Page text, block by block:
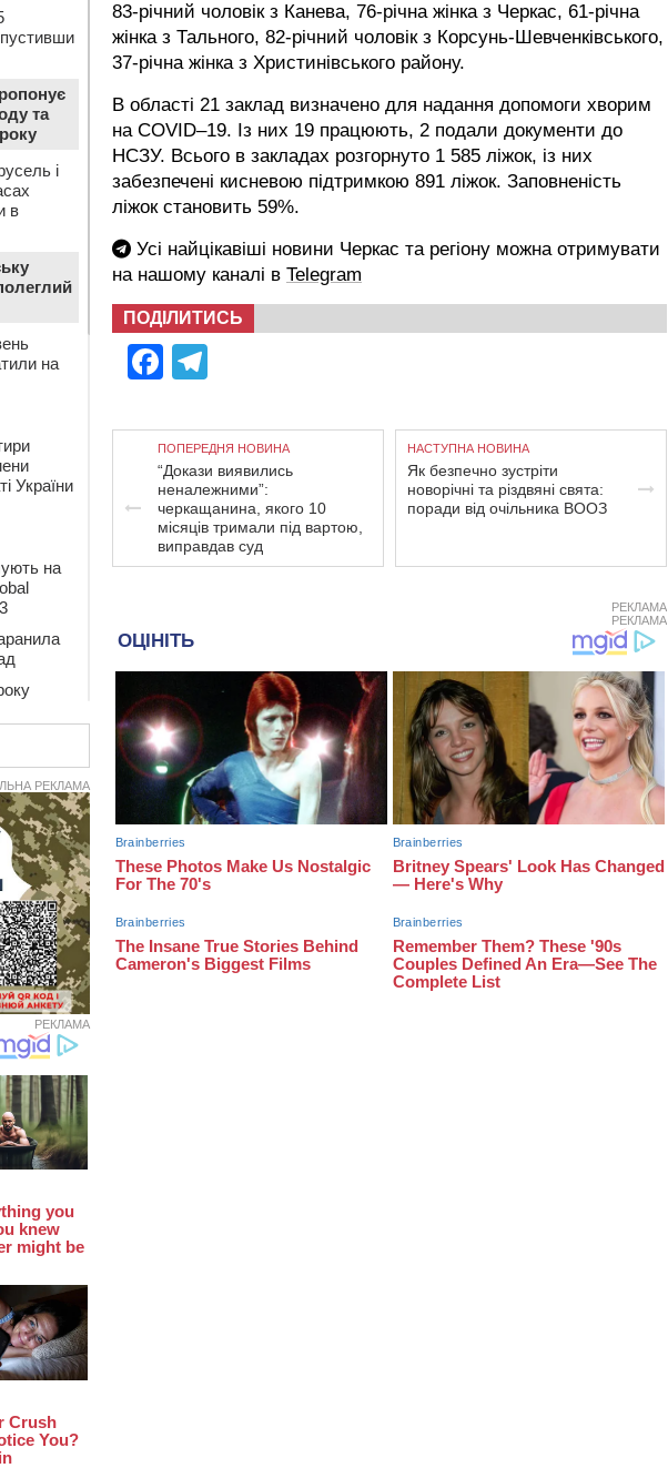
83-річний чоловік з Канева, 76-річна жінка з Черкас, 61-річна
жінка з Тального, 82-річний чоловік з Корсунь-Шевченківського,
37-річна жінка з Христинівського району.
В області 21 заклад визначено для надання допомоги хворим
на COVID–19. Із них 19 працюють, 2 подали документи до
НСЗУ. Всього в закладах розгорнуто 1 585 ліжок, із них
забезпечені кисневою підтримкою 891 ліжок. Заповненість
ліжок становить 59%.
Усі найцікавіші новини Черкас та регіону можна отримувати
на нашому каналі в Telegram
ПОДІЛИТИСЬ
Facebook
ПОПЕРЕДНЯ НОВИНА
“Докази виявились
неналежними”:
черкащанина, якого 10
місяців тримали під вартою,
виправдав суд
НАСТУПНА НОВИНА
Як безпечно зустріти
новорічні та різдвяні свята:
поради від очільника ВООЗ
РЕКЛАМА
РЕКЛАМА
та
і
в
на
України
на
з
у
РЕКЛАМА
РЕКЛАМА